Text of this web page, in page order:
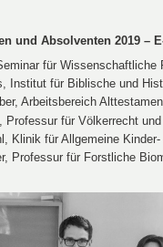
und Absolventen 2019 –
für Wissenschaftliche
Institut für Biblische und
Arbeitsbereich
Professur für Völkerrecht
Klinik für Allgemeine
Professur für Forstliche